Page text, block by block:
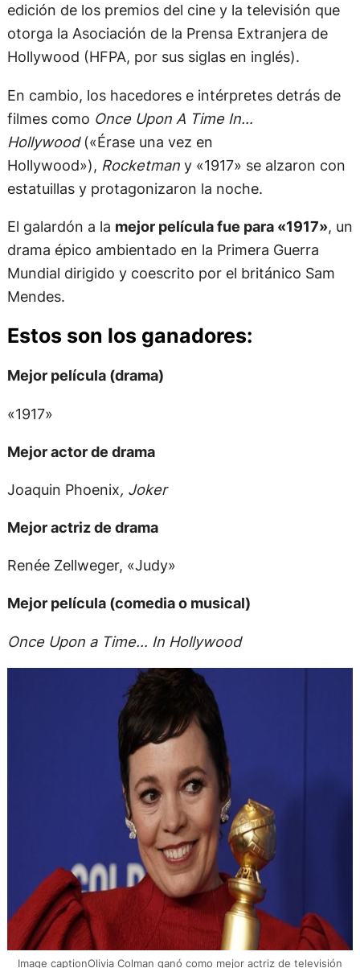
edición de los premios del cine y la televisión que
otorga la Asociación de la Prensa Extranjera de
Hollywood (HFPA, por sus siglas en inglés).
En cambio, los hacedores e intérpretes detrás de
filmes como Once Upon A Time In…
Hollywood(«Érase una vez en
Hollywood»), Rocketman y «1917» se alzaron con
estatuillas y protagonizaron la noche.
El galardón a la mejor película fue para «1917», un
drama épico ambientado en la Primera Guerra
Mundial dirigido y coescrito por el británico Sam
Mendes.
Estos son los ganadores:
Mejor película (drama)
«1917»
Mejor actor de drama
Joaquin Phoenix, Joker
Mejor actriz de drama
Renée Zellweger, «Judy»
Mejor película (comedia o musical)
Once Upon a Time… In Hollywood
Image captionOlivia Colman ganó como mejor actriz de televisión